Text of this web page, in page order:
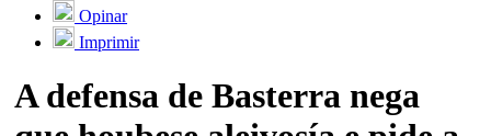
Opinar
Imprimir
A defensa de Basterra nega